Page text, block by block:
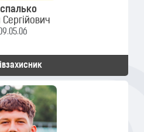
Сергійович